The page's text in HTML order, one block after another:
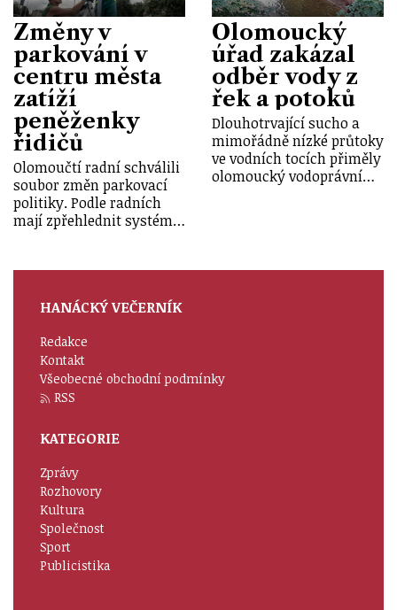
Změny v
parkování v
centru města
zatíží
peněženky
řidičů
Olomoučtí radní schválili
soubor změn parkovací
politiky. Podle radních
mají zpřehlednit systém…
Olomoucký
úřad zakázal
odběr vody z
řek a potoků
Dlouhotrvající sucho a
mimořádně nízké průtoky
ve vodních tocích přiměly
olomoucký vodoprávní…
HANÁCKÝ VEČERNÍK
Redakce
Kontakt
Všeobecné obchodní podmínky
RSS
KATEGORIE
Zprávy
Rozhovory
Kultura
Společnost
Sport
Publicistika